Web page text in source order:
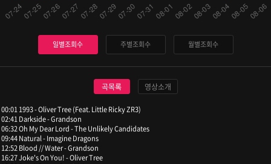
일별조회수 주별조회수 월별조회수
곡목록 영상소개
00:01 1993 - Oliver Tree (Feat. Little Ricky ZR3)
02:41 Darkside - Grandson
06:32 Oh My Dear Lord - The Unlikely Candidates
09:44 Natural - Imagine Dragons
12:52 Blood // Water - Grandson
16:27 Joke's On You! - Oliver Tree